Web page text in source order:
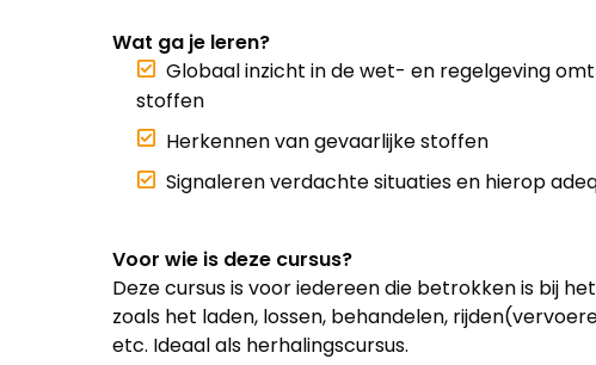
Wat ga je leren?
Globaal inzicht in de wet- en regelgeving
stoffen
Herkennen van gevaarlijke stoffen
Signaleren verdachte situaties en hierop
Voor wie is deze cursus?
Deze cursus is voor iedereen die betrokken is bij
zoals het laden, lossen, behandelen,
etc. Ideaal als herhalingscursus.